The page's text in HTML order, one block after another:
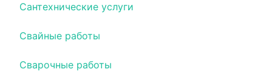
Сантехнические услуги
Свайные работы
Сварочные работы